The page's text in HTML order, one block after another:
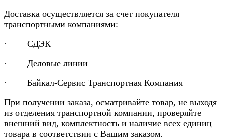
Доставка осуществляется за счет покупателя
транспортными компаниями:
· СДЭК
· Деловые линии
· Байкал-Сервис Транспортная Компания
При получении заказа, осматривайте товар, не выходя
из отделения транспортной компании, проверяйте
внешний вид, комплектность и наличие всех единиц
товара в соответствии с Вашим заказом.